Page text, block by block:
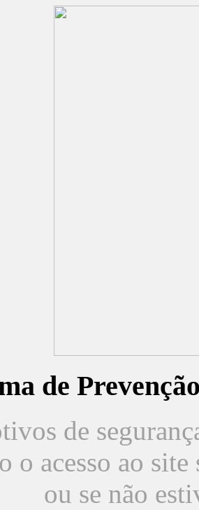
de
de
o acesso ao
ou se não